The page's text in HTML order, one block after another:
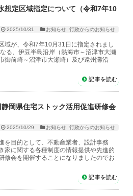
定区域指定について（令和7年10
2025/10/31 お知らせ 行政からのお知らせ
域が、令和7年10月31日に指定されまし
る、伊豆半島沿岸（熱海市～沼津市大瀬
御前崎～沼津市大瀬崎）及び遠州灘沿
記事を読む
岡県住宅ストック活用促進研修会
2025/10/29 お知らせ 行政からのお知らせ
を目的として、不動産業者、設計事務
家に関する各種制度の情報提供や先進的
修会を開催することになりましたのでお
記事を読む